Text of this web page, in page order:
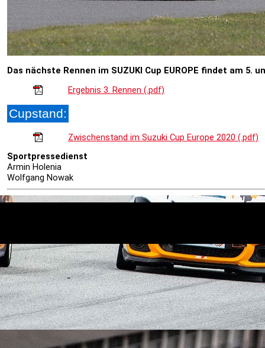
Das nächste Rennen im SUZUKI Cup EUROPE findet am
Ergebnis 3. Rennen (.pdf)
Cupstand:
Zwischenstand im Suzuki Cup Europe 2020 (.pdf)
Sportpressedienst
Armin Holenia
Wolfgang Nowak